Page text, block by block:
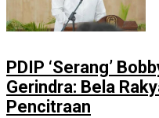
PDIP ‘Serang’
Gerindra: Bela
Pencitraan